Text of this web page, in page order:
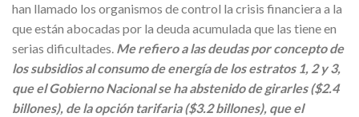
han llamado los organismos de control la crisis financiera a la
que están abocadas por la deuda acumulada que las tiene en
serias dificultades. Me refiero a las deudas por concepto de
los subsidios al consumo de energía de los estratos 1, 2 y 3,
que el Gobierno Nacional se ha abstenido de girarles ($2.4
billones), de la opción tarifaria ($3.2 billones), que el